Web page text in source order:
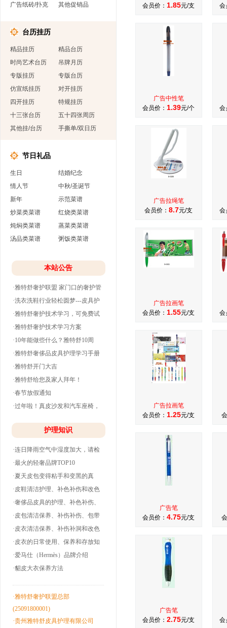
广告纸砖/扑克
其他促销品
台历挂历
精品挂历
精品台历
时尚艺术台历
吊牌月历
专版挂历
专版台历
仿宣纸挂历
对开挂历
四开挂历
特规挂历
十三张台历
五十四张周历
其他挂/台历
手撕单/双日历
节日礼品
生日
结婚纪念
情人节
中秋/圣诞节
新年
示范菜谱
炒菜类菜谱
红烧类菜谱
炖焖类菜谱
蒸菜类菜谱
汤品类菜谱
粥饭类菜谱
本站公告
·雅特舒奢护联盟 家门口的奢护管
家
·洗衣洗鞋行业轻松圆梦---皮具护
理
·雅特舒奢护技术学习，可免费试
学并分期付款
·雅特舒奢护技术学习方案
·10年能做些什么？雅特舒10周
年。
·雅特舒奢侈品皮具护理学习手册
·雅特舒开门大吉
·雅特舒给您及家人拜年！
·春节放假通知
·过年啦！真皮沙发和汽车座椅，
护理知识
·连日降雨空气中湿度加大，请检
查下你的皮衣
·最火的轻奢品牌TOP10
·夏天皮包变得粘手和变黑的真
相！
·皮鞋清洁护理、补色补伤和改色
翻新！
·奢侈品皮具的护理、补色补伤、
包带油边和翻
·皮包清洁保养、补伤补伤、包带
洞边和改色翻
·皮衣清洁保养、补伤补洞和改色
翻新！
·皮衣的日常使用、保养和存放知
识！
·爱马仕（Hermès）品牌介绍
·貂皮大衣保养方法
·雅特舒奢护联盟总部
(25091800001)
·贵州雅特舒皮具护理有限公司
会员价： 1.85元/支 会
广告中性笔
会员价： 1.39元/个 会
广告拉绳笔
会员价： 8.7元/支 会
广告拉画笔
会员价： 1.55元/支 会
广告拉画笔
会员价： 1.25元/支
广告笔
会员价： 4.75元/支
广告笔
会员价： 2.75元/支 会